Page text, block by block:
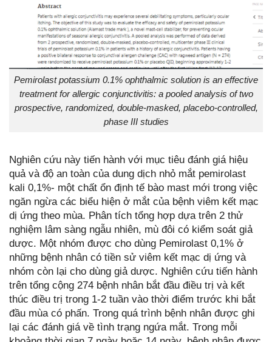
Pemirolast potassium 0.1% ophthalmic solution is an effective
treatment for allergic conjunctivitis: a pooled analysis of two
prospective, randomized, double-masked, placebo-controlled,
phase III studies
Nghiên cứu này tiến hành với mục tiêu đánh giá hiệu
quả và độ an toàn của dung dịch nhỏ mắt pemirolast
kali 0,1%- một chất ổn định tế bào mast mới trong việc
ngăn ngừa các biểu hiện ở mắt của bệnh viêm kết mạc
dị ứng theo mùa. Phân tích tổng hợp dựa trên 2 thử
nghiệm lâm sàng ngẫu nhiên, mù đôi có kiểm soát giả
dược. Một nhóm được cho dùng Pemirolast 0,1% ở
những bệnh nhân có tiền sử viêm kết mạc dị ứng và
nhóm còn lại cho dùng giả dược. Nghiên cứu tiến hành
trên tổng cộng 274 bệnh nhân bắt đầu điều trị và kết
thúc điều trị trong 1-2 tuần vào thời điểm trước khi bắt
đầu mùa có phấn. Trong quá trình bệnh nhân được ghi
lại các đánh giá về tình trạng ngứa mắt. Trong mỗi